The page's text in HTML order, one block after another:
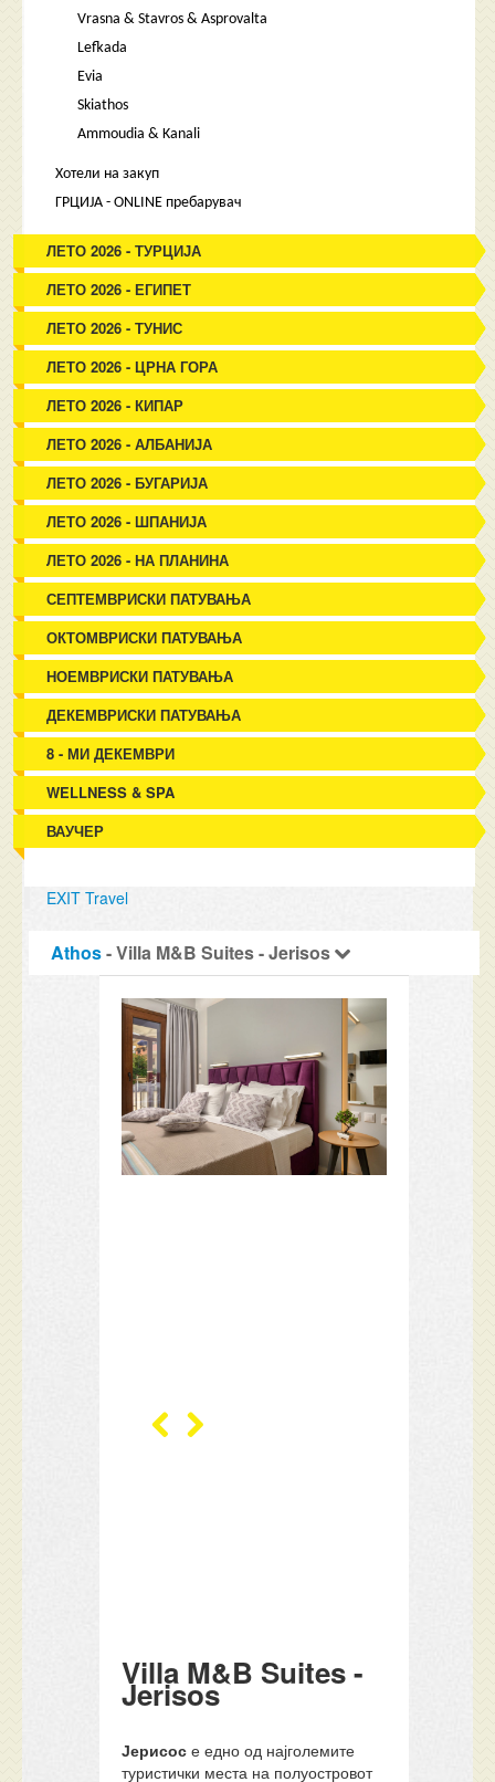
Vrasna & Stavros & Asprovalta
Lefkada
Evia
Skiathos
Ammoudia & Kanali
Хотели на закуп
ГРЦИЈА - ONLINE пребарувач
ЛЕТО 2026 - ТУРЦИЈА
ЛЕТО 2026 - ЕГИПЕТ
ЛЕТО 2026 - ТУНИС
ЛЕТО 2026 - ЦРНА ГОРА
ЛЕТО 2026 - КИПАР
ЛЕТО 2026 - АЛБАНИЈА
ЛЕТО 2026 - БУГАРИЈА
ЛЕТО 2026 - ШПАНИЈА
ЛЕТО 2026 - НА ПЛАНИНА
СЕПТЕМВРИСКИ ПАТУВАЊА
ОКТОМВРИСКИ ПАТУВАЊА
НОЕМВРИСКИ ПАТУВАЊА
ДЕКЕМВРИСКИ ПАТУВАЊА
8 - МИ ДЕКЕМВРИ
WELLNESS & SPA
ВАУЧЕР
EXIT Travel
Athos- Villa M&B Suites - Jerisos
Villa M&B Suites -
Jerisos
Јерисос е едно од најголемите
туристички места на полуостровот